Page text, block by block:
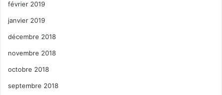
février 2019
janvier 2019
décembre 2018
novembre 2018
octobre 2018
septembre 2018